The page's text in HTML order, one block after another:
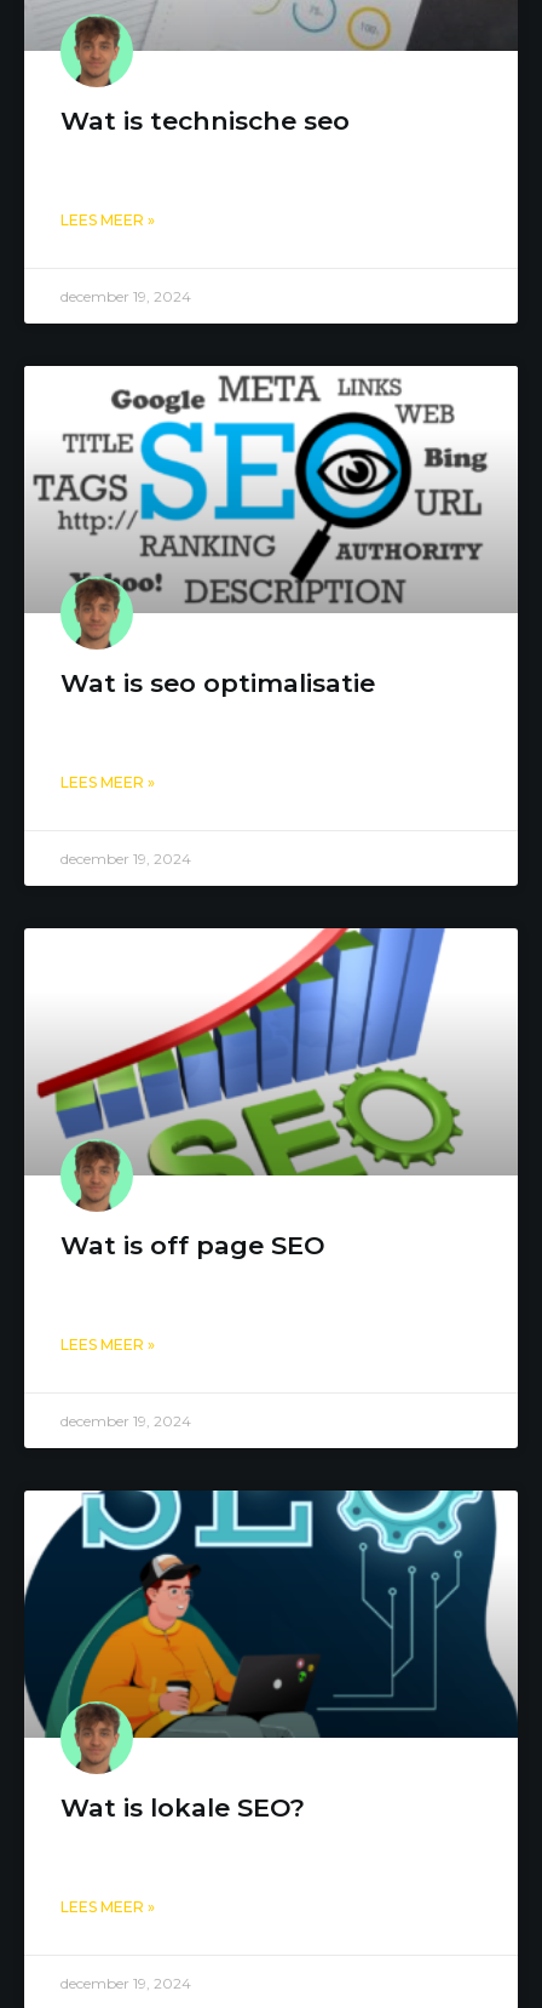
Wat is technische seo
LEES MEER »
december 19, 2024
Wat is seo optimalisatie
LEES MEER »
december 19, 2024
Wat is off page SEO
LEES MEER »
december 19, 2024
Wat is lokale SEO?
LEES MEER »
december 19, 2024